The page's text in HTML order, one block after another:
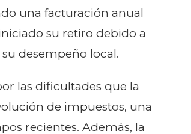
una facturación anual
su retiro debido a
desempeño local.
las dificultades que la
de impuestos, una
recientes. Además, la